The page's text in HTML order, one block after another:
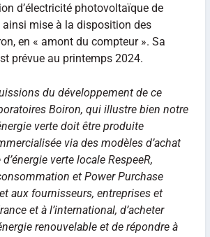
d’électricité photovoltaïque de
ainsi mise à la disposition des
en « amont du compteur ». Sa
prévue au printemps 2024.
du développement de ce
Boiron, qui illustre bien notre
verte doit être produite
via des modèles d’achat
verte locale RespeeR,
et Power Purchase
aux fournisseurs, entreprises et
et à l’international, d’acheter
renouvelable et de répondre à